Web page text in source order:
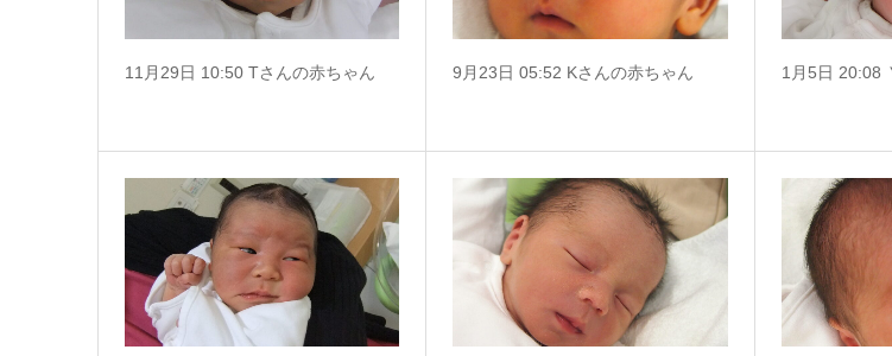
11月29日 10:50 Tさんの赤ちゃん 9月23日 05:52 Kさんの赤ちゃん 1月5日 20:08